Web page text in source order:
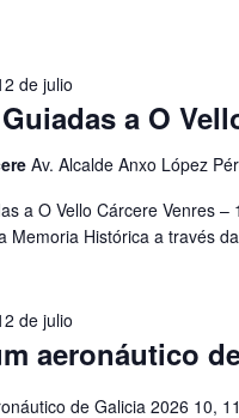
a O
de julio
Av. Alcalde Anxo López
a O Vello Cárcere Venres
Memoria Histórica a través
aeronáutico
de julio
de Galicia 2026 10,